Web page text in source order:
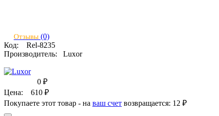
Отзывы (0)
Код: Rel-8235
Производитель: Luxor
0 ₽
Цена: 610 ₽
Покупаете этот товар - на ваш счет возвращается: 12 ₽